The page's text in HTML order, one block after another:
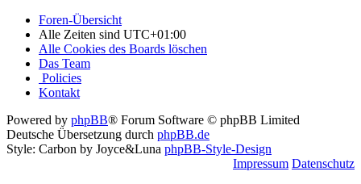
Foren-Übersicht
Alle Zeiten sind UTC+01:00
Alle Cookies des Boards löschen
Das Team
Policies
Kontakt
Powered by phpBB® Forum Software © phpBB Limited
Deutsche Übersetzung durch phpBB.de
Style: Carbon by Joyce&Luna phpBB-Style-Design
Impressum Datenschutz